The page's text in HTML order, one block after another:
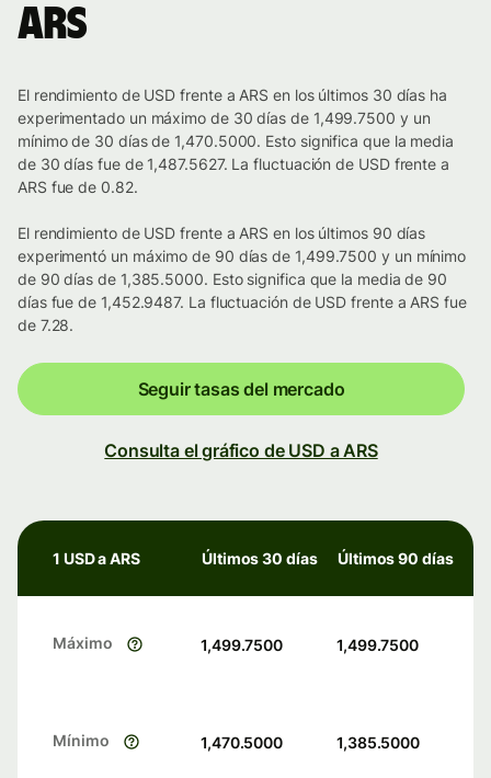
ARS
El rendimiento de USD frente a ARS en los últimos 30 días ha
experimentado un máximo de 30 días de 1,499.7500 y un
mínimo de 30 días de 1,470.5000. Esto significa que la media
de 30 días fue de 1,487.5627. La fluctuación de USD frente a
ARS fue de 0.82.
El rendimiento de USD frente a ARS en los últimos 90 días
experimentó un máximo de 90 días de 1,499.7500 y un mínimo
de 90 días de 1,385.5000. Esto significa que la media de 90
días fue de 1,452.9487. La fluctuación de USD frente a ARS fue
de 7.28.
Seguir tasas del mercado
Consulta el gráfico de USD a ARS
1 USD a ARS Últimos 30 días Últimos 90 días
Máximo 1,499.7500 1,499.7500
Mínimo 1,470.5000 1,385.5000